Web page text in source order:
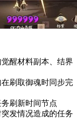
醒材料副本、结界
刷取御魂时同步完
刷新时间节点
发情况造成的任务